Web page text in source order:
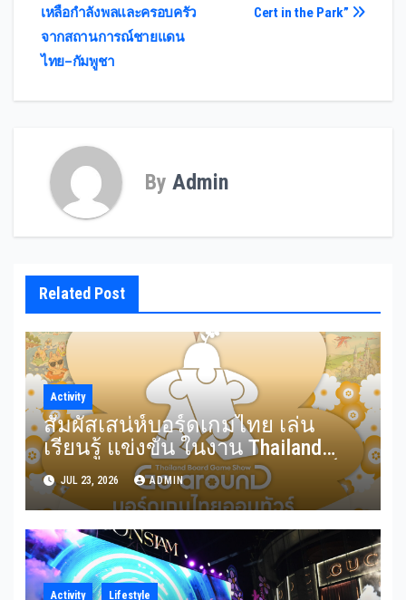
Cert in the Park”
เหลือกำลังพลและครอบครัว
จากสถานการณ์ชายแดน
ไทย–กัมพูชา
By Admin
Related Post
Activity
สัมผัสเสน่ห์บอร์ดเกมไทย เล่น
เรียนรู้ แข่งขัน ในงาน Thailand
Board Game Show Go arounD บอร์ด
เกมไทยออนทัวร์ วันที่ 24-26
กรกฎาคม 2569 ณ ICS Lifestyle
Complex
JUL 23, 2026 ADMIN
Activity Lifestyle